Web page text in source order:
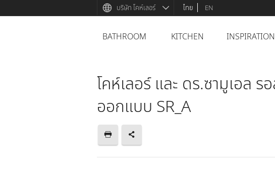
บริษัท โคห์เลอร์ ไทย EN
BATHROOM KITCHEN INSPIRATION
โคห์เลอร์ และ ดร.ซามูเอล
ออกแบบ SR_A